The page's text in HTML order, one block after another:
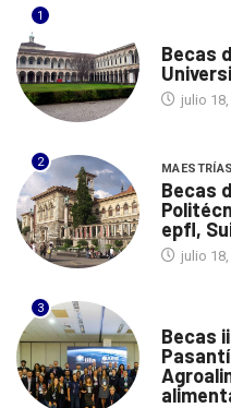
1
Becas
julio
2 MAESTRÍAS
Becas
epfl,
julio
3
Becas